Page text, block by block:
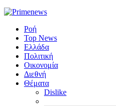
Ροή
Top News
Ελλάδα
Πολιτική
Οικονομία
Διεθνή
Θέματα
Dislike